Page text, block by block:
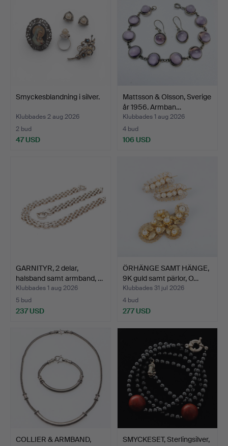
Smyckesblandning i silver.
Klubbades 2 aug 2026
2 bud
47 USD
Mattsson & Olsson, Sverige
år 1956. Armban…
Klubbades 1 aug 2026
4 bud
106 USD
GARNITYR, 2 delar,
halsband samt armband, …
Klubbades 1 aug 2026
5 bud
237 USD
ÖRHÄNGE SAMT HÄNGE,
9K guld samt pärlor, O…
Klubbades 31 jul 2026
4 bud
277 USD
COLLIER & ARMBAND,
SMYCKESET, Sterlingsilver,